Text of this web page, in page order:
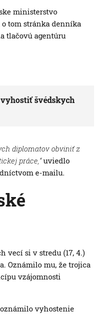
ministerstvo
tom stránka denníka
tlačovú agentúru
švédskych
diplomatov obviniť z
práce,“uviedlo
e-mailu.
vecí si v stredu (17, 4.)
Oznámilo mu, že trojica
vzájomnosti
vyhostenie